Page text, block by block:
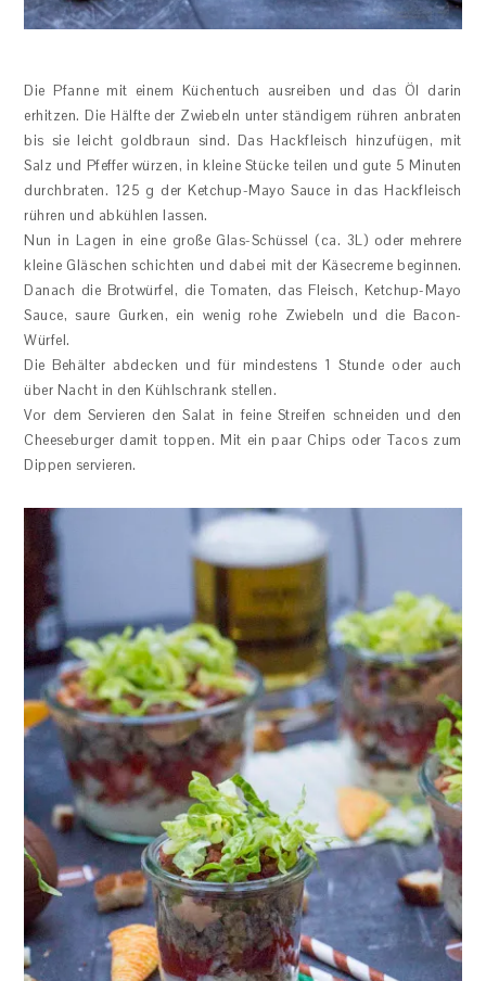
Die Pfanne mit einem Küchentuch ausreiben und das Öl darin
erhitzen. Die Hälfte der Zwiebeln unter ständigem rühren anbraten
bis sie leicht goldbraun sind. Das Hackfleisch hinzufügen, mit
Salz und Pfeffer würzen, in kleine Stücke teilen und gute 5 Minuten
durchbraten. 125 g der Ketchup-Mayo Sauce in das Hackfleisch
rühren und abkühlen lassen.
Nun in Lagen in eine große Glas-Schüssel (ca. 3L) oder mehrere
kleine Gläschen schichten und dabei mit der Käsecreme beginnen.
Danach die Brotwürfel, die Tomaten, das Fleisch, Ketchup-Mayo
Sauce, saure Gurken, ein wenig rohe Zwiebeln und die Bacon-
Würfel.
Die Behälter abdecken und für mindestens 1 Stunde oder auch
über Nacht in den Kühlschrank stellen.
Vor dem Servieren den Salat in feine Streifen schneiden und den
Cheeseburger damit toppen. Mit ein paar Chips oder Tacos zum
Dippen servieren.